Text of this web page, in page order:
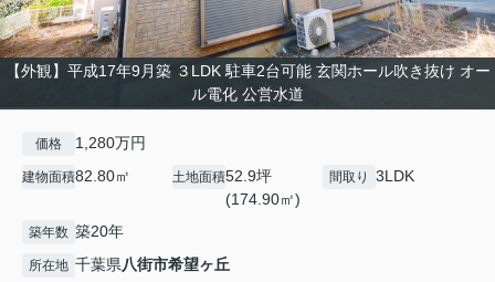
【外観】平成17年9月築 ３LDK 駐車2台可能 玄関ホール吹き抜け オー
ル電化 公営水道
価格 1,280万円
建物面積82.80㎡ 土地面積52.9坪
(174.90㎡)
間取り 3LDK
築年数 築20年
所在地 千葉県八街市希望ヶ丘